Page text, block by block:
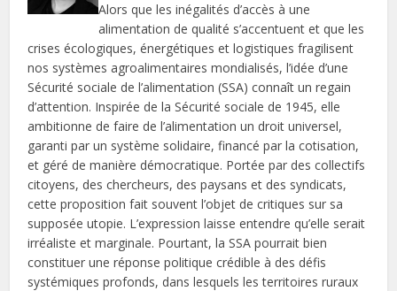
Alors que les inégalités d’accès à une
alimentation de qualité s’accentuent et que les
crises écologiques, énergétiques et logistiques fragilisent
nos systèmes agroalimentaires mondialisés, l’idée d’une
Sécurité sociale de l’alimentation (SSA) connaît un regain
d’attention. Inspirée de la Sécurité sociale de 1945, elle
ambitionne de faire de l’alimentation un droit universel,
garanti par un système solidaire, financé par la cotisation,
et géré de manière démocratique. Portée par des collectifs
citoyens, des chercheurs, des paysans et des syndicats,
cette proposition fait souvent l’objet de critiques sur sa
supposée utopie. L’expression laisse entendre qu’elle serait
irréaliste et marginale. Pourtant, la SSA pourrait bien
constituer une réponse politique crédible à des défis
systémiques profonds, dans lesquels les territoires ruraux